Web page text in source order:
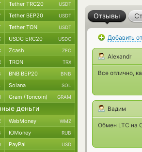
Отзывы
Добавить
Alexandr
Все отлично,
Вадим
Обмен LTC на
Tether TRC20 USDT
Tether BEP20 USDT
Tether TON USDT
USDC ERC20 USDC
Zcash ZEC
TRON TRX
BNB BEP20 BNB
Solana SOL
Gram (Toncoin) GRAM
деньги
WebMoney WMZ
ЮMoney RUB
PayPal USD